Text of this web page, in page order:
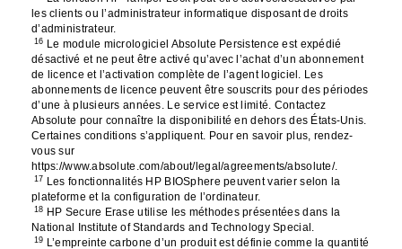
les clients ou l’administrateur informatique disposant de droits
d’administrateur.
16 Le module micrologiciel Absolute Persistence est expédié
désactivé et ne peut être activé qu’avec l’achat d’un abonnement
de licence et l’activation complète de l’agent logiciel. Les
abonnements de licence peuvent être souscrits pour des périodes
d’une à plusieurs années. Le service est limité. Contactez
Absolute pour connaître la disponibilité en dehors des États-Unis.
Certaines conditions s’appliquent. Pour en savoir plus, rendez-
vous sur
https://www.absolute.com/about/legal/agreements/absolute/.
17 Les fonctionnalités HP BIOSphere peuvent varier selon la
plateforme et la configuration de l’ordinateur.
18 HP Secure Erase utilise les méthodes présentées dans la
National Institute of Standards and Technology Special.
19 L’empreinte carbone d’un produit est définie comme la quantité